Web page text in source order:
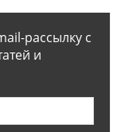
рассылку с
и